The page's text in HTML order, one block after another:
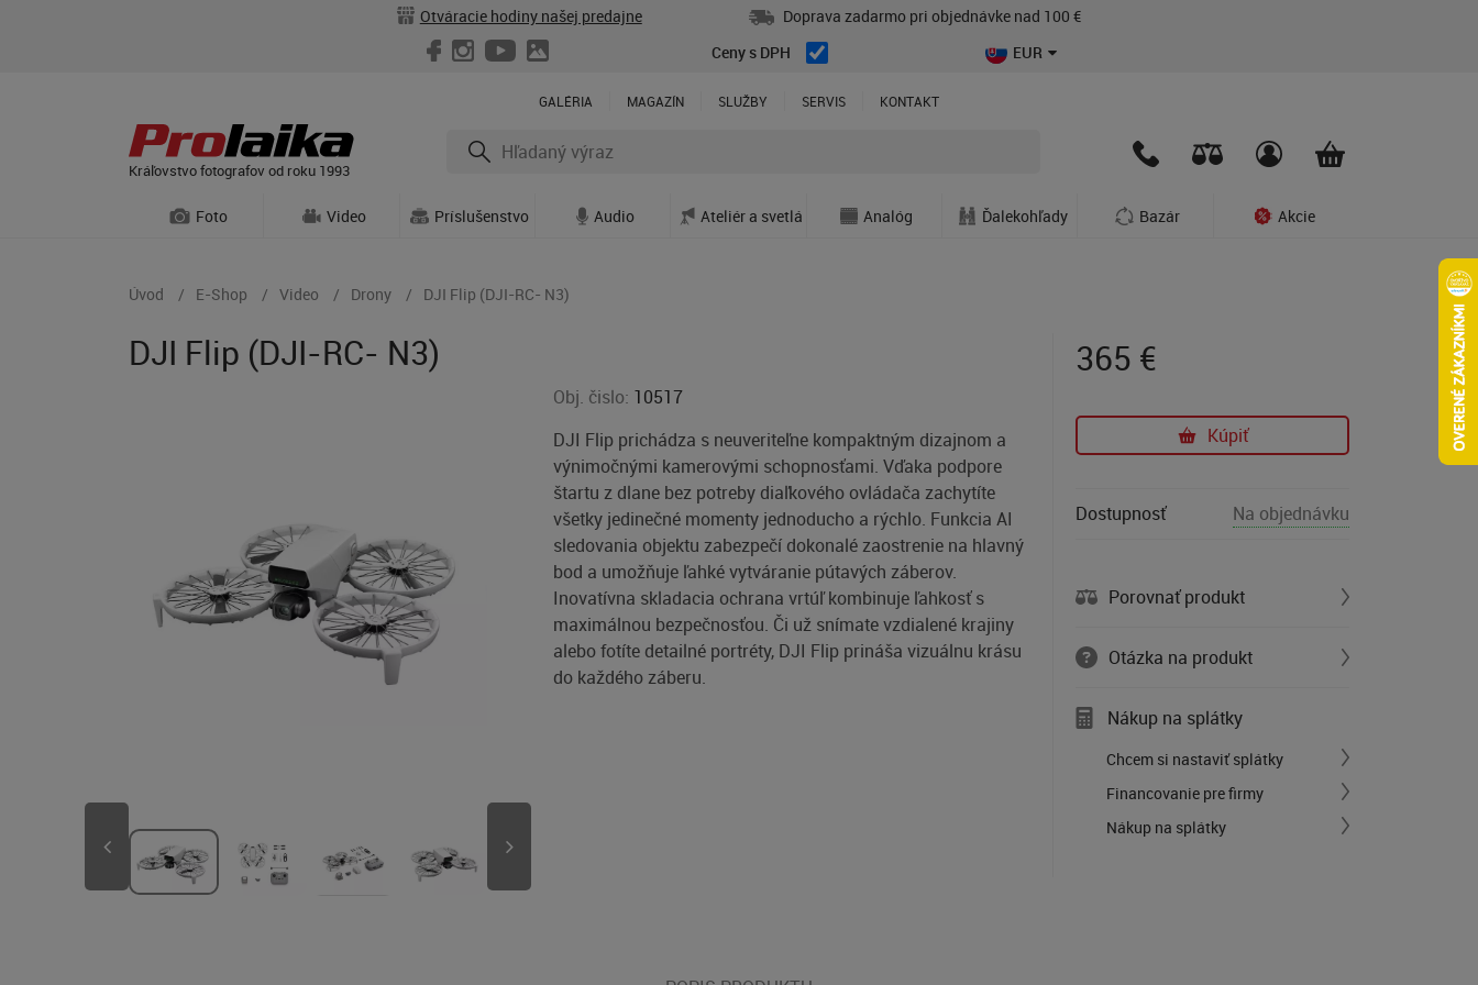
Otváracie hodiny našej predajne
Doprava zadarmo pri objednávke nad 100 €
Ceny s DPH
EUR
GALÉRIA MAGAZÍN SLUŽBY SERVIS KONTAKT
Kráľovstvo fotografov od roku 1993
Foto Video Príslušenstvo Audio Ateliér a svetlá Analóg Ďalekohľady Bazár Akcie
Úvod E-Shop Video Drony DJI Flip (DJI-RC- N3)
DJI Flip (DJI-RC- N3)
Obj. čislo: 10517
DJI Flip prichádza s neuveriteľne kompaktným dizajnom a
výnimočnými kamerovými schopnosťami. Vďaka podpore
štartu z dlane bez potreby diaľkového ovládača zachytíte
všetky jedinečné momenty jednoducho a rýchlo. Funkcia AI
sledovania objektu zabezpečí dokonalé zaostrenie na hlavný
bod a umožňuje ľahké vytváranie pútavých záberov.
Inovatívna skladacia ochrana vrtúľ kombinuje ľahkosť s
maximálnou bezpečnosťou. Či už snímate vzdialené krajiny
alebo fotíte detailné portréty, DJI Flip prináša vizuálnu krásu
do každého záberu.
365 €
Kúpiť
Dostupnosť Na objednávku
Porovnať produkt
Otázka na produkt
Nákup na splátky
Chcem si nastaviť splátky
Financovanie pre firmy
Nákup na splátky